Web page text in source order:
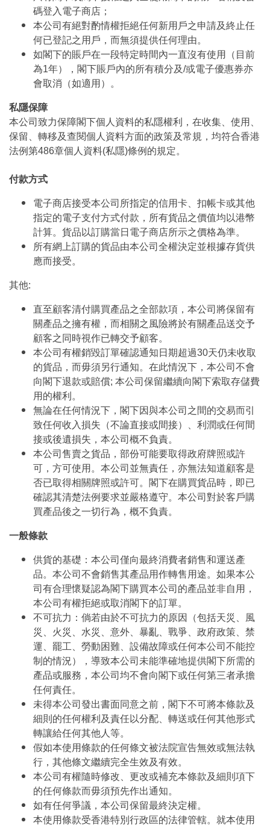
碼登入電子商店；
本公司有絕對酌情權拒絕任何新用戶之申請及終止任
何已登記之用戶，而無須提供任何理由。
如閣下的賬戶在一段特定時間內一直沒有使用（目前
為1年），閣下賬戶內的所有積分及/或電子優惠券亦
會取消（如適用）。
私隱保障
本公司致力保障閣下個人資料的私隱權利，在收集、使用、
保留、轉移及查閱個人資料方面的政策及常規，均符合香港
法例第486章個人資料(私隱)條例的規定。
付款方式
電子商店接受本公司所指定的信用卡、扣帳卡或其他
指定的電子支付方式付款，所有貨品之價值均以港幣
計算。貨品以訂購當日電子商店所示之價格為準。
所有網上訂購的貨品由本公司全權決定並根據存貨供
應而接受。
其他:
直至顧客清付購買產品之全部款項，本公司將保留有
關產品之擁有權，而相關之風險將於有關產品送交予
顧客之同時視作已轉交予顧客。
本公司有權銷毀訂單確認通知日期超過30天仍未收取
的貨品，而毋須另行通知。在此情況下，本公司不會
向閣下退款或賠償; 本公司保留繼續向閣下索取存儲費
用的權利。
無論在任何情況下，閣下因與本公司之間的交易而引
致任何收入損失（不論直接或間接）、利潤或任何間
接或後遺損失，本公司概不負責。
本公司售賣之貨品，部份可能要取得政府牌照或許
可，方可使用。本公司並無責任，亦無法知道顧客是
否已取得相關牌照或許可。閣下在購買貨品時，即已
確認其清楚法例要求並嚴格遵守。本公司對於客戶購
買產品後之一切行為，概不負責。
一般條款
供貨的基礎：本公司僅向最終消費者銷售和運送產
品。本公司不會銷售其產品用作轉售用途。如果本公
司有合理懷疑認為閣下購買本公司的產品並非自用，
本公司有權拒絕或取消閣下的訂單。
不可抗力：倘若由於不可抗力的原因（包括天災、風
災、火災、水災、意外、暴亂、戰爭、政府政策、禁
運、罷工、勞動困難、設備故障或任何本公司不能控
制的情況），導致本公司未能準確地提供閣下所需的
產品或服務，本公司均不會向閣下或任何第三者承擔
任何責任。
未得本公司發出書面同意之前，閣下不可將本條款及
細則的任何權利及責任以分配、轉送或任何其他形式
轉讓給任何其他人等。
假如本使用條款的任何條文被法院宣告無效或無法執
行，其他條文繼續完全生效及有效。
本公司有權隨時修改、更改或補充本條款及細則項下
的任何條款而毋須預先作出通知。
如有任何爭議，本公司保留最終決定權。
本使用條款受香港特別行政區的法律管轄。就本使用